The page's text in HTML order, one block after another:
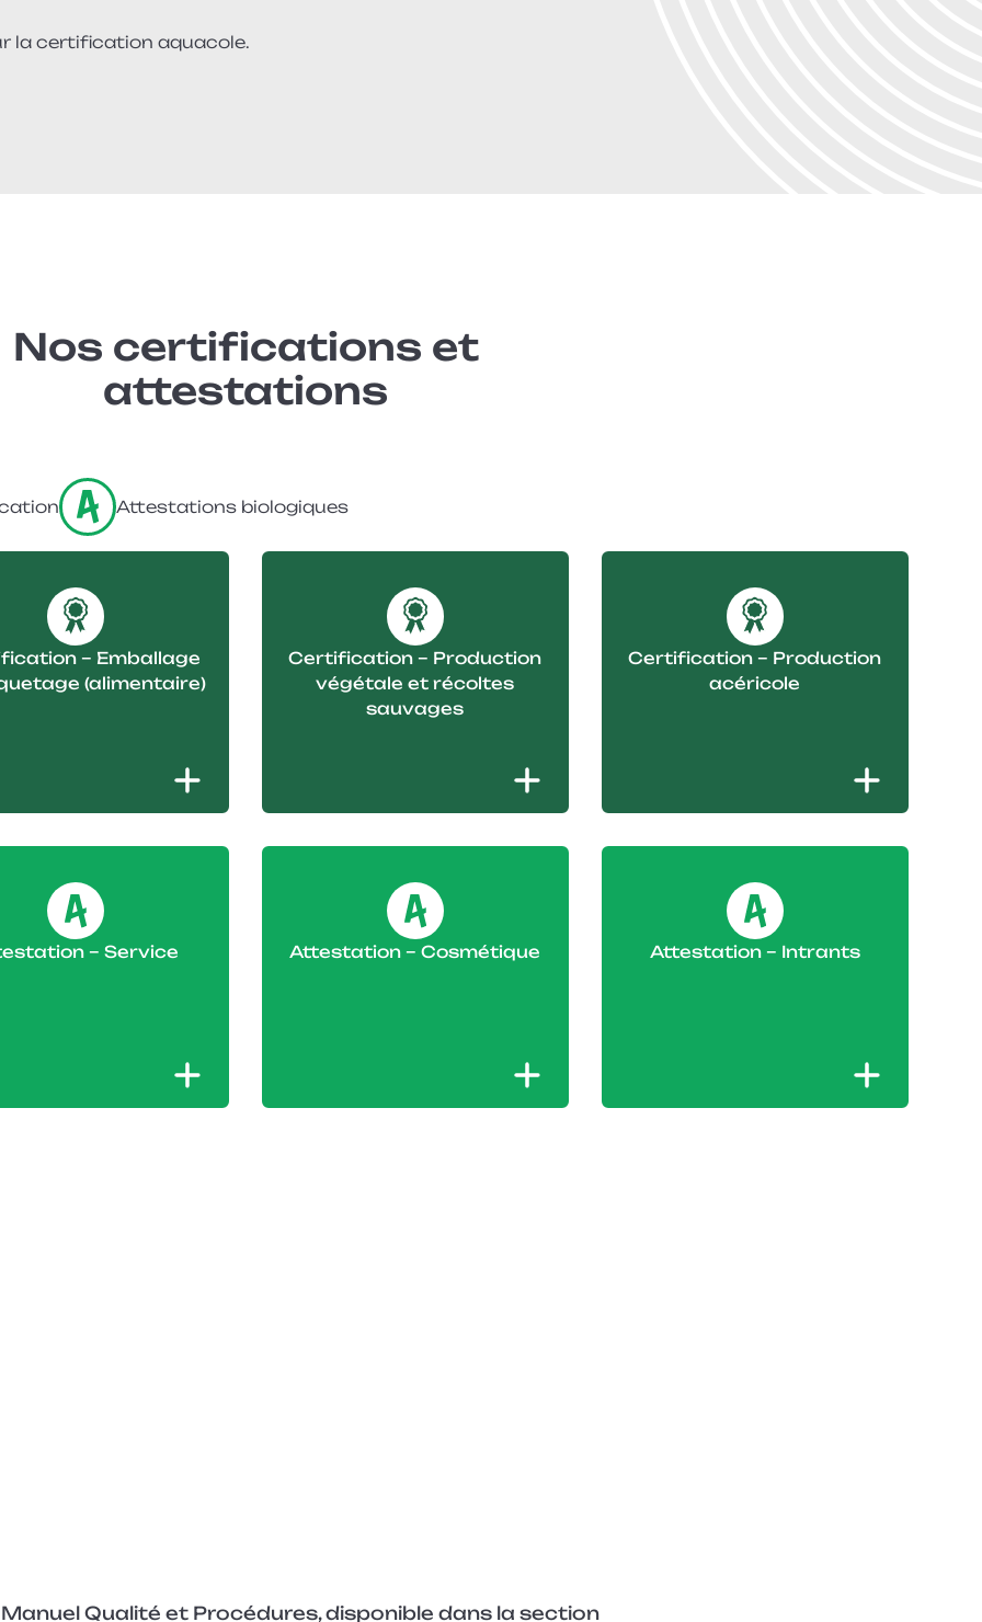
la certification aquacole.
Nos certifications et
attestations
Attestations biologiques
– Emballage
(alimentaire)
Certification – Production
végétale et récoltes
sauvages
Certification – Production
acéricole
– Service Attestation – Cosmétique Attestation – Intrants
Qualité et Procédures, disponible dans la section